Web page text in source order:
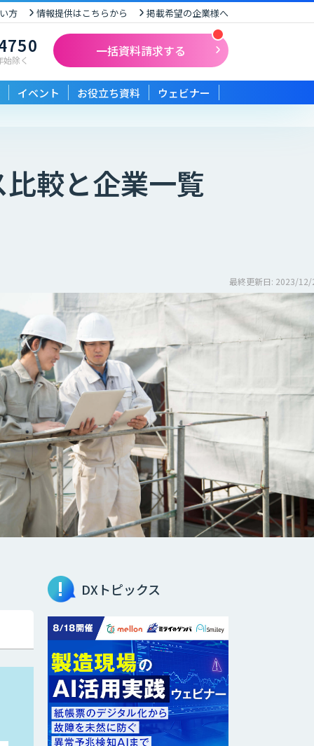
方 情報提供はこちらから 掲載希望の企業様へ
除く
一括資料請求する
イベント お役立ち資料 ウェビナー
較と企業一覧
最終更新日: 2023/12/
DXトピックス